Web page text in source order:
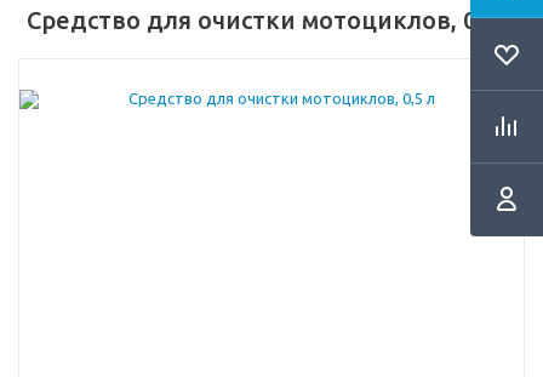
Средство для очистки мотоциклов, 0,5 л